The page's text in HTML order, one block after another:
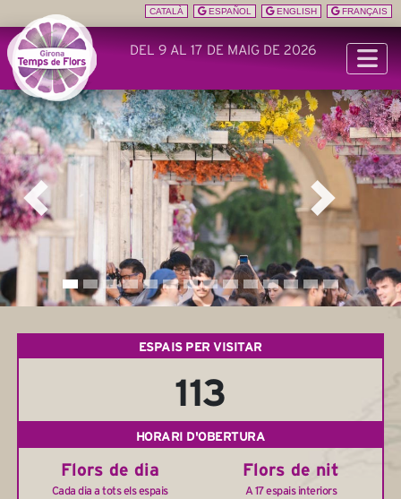
CATALÀ ESPAÑOL ENGLISH FRANÇAIS
DEL 9 AL 17 DE MAIG DE 2026
ESPAIS PER VISITAR
113
HORARI D'OBERTURA
Flors de dia Flors de nit
Cada dia a tots els espais A 17 espais interiors